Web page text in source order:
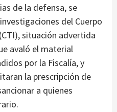
de la defensa, se
del Cuerpo
situación advertida
avaló el material
por la Fiscalía, y
la prescripción de
a quienes